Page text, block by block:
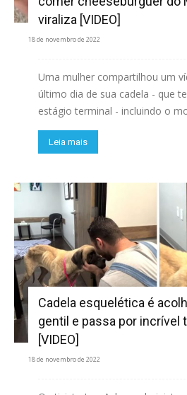
viraliza [VIDEO]
18 de novembro de 2022
Uma mulher compartilhou um
último dia de sua cadela - que
estágio terminal - incluindo o
Leia mais
Cadela esquelética é
gentil e passa por incrível
[VIDEO]
18 de novembro de 2022